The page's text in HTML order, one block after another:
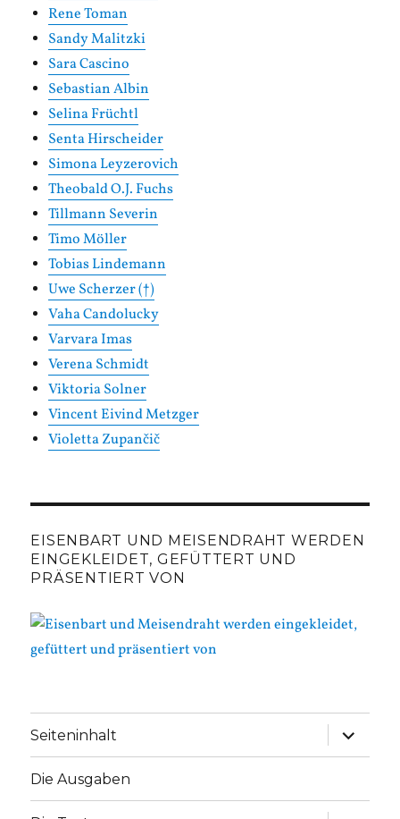
Rene Toman
Sandy Malitzki
Sara Cascino
Sebastian Albin
Selina Früchtl
Senta Hirscheider
Simona Leyzerovich
Theobald O.J. Fuchs
Tillmann Severin
Timo Möller
Tobias Lindemann
Uwe Scherzer (†)
Vaha Candolucky
Varvara Imas
Verena Schmidt
Viktoria Solner
Vincent Eivind Metzger
Violetta Zupančič
EISENBART UND MEISENDRAHT WERDEN
EINGEKLEIDET, GEFÜTTERT UND
PRÄSENTIERT VON
Seiteninhalt
Die Ausgaben